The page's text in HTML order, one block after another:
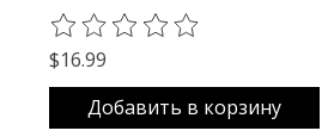
The rating of this product is
$16.99
Добавить в корзину